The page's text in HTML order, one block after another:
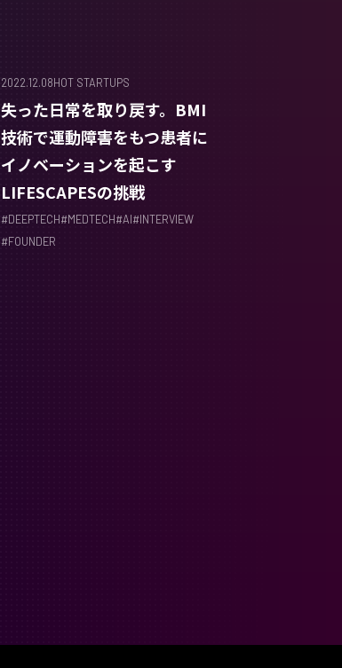
2022.12.08HOT STARTUPS
失った日常を取り戻す。BMI
技術で運動障害をもつ患者に
イノベーションを起こす
LIFESCAPESの挑戦
#DEEPTECH#MEDTECH#AI#INTERVIEW
#FOUNDER